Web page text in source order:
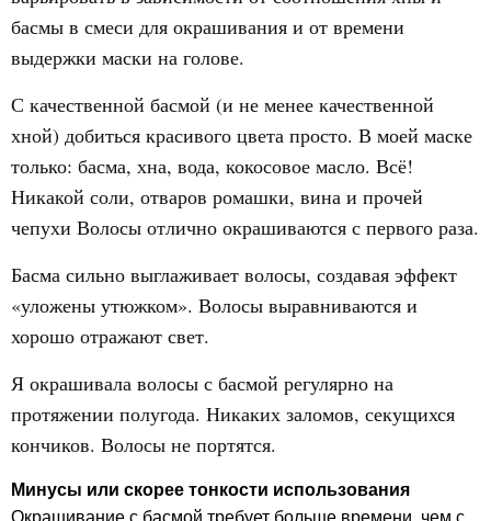
басмы в смеси для окрашивания и от времени
выдержки маски на голове.
С качественной басмой (и не менее качественной
хной) добиться красивого цвета просто. В моей маске
только: басма, хна, вода, кокосовое масло. Всё!
Никакой соли, отваров ромашки, вина и прочей
чепухи Волосы отлично окрашиваются с первого раза.
Басма сильно выглаживает волосы, создавая эффект
«уложены утюжком». Волосы выравниваются и
хорошо отражают свет.
Я окрашивала волосы с басмой регулярно на
протяжении полугода. Никаких заломов, секущихся
кончиков. Волосы не портятся.
Минусы или скорее тонкости использования
Окрашивание с басмой требует больше времени, чем с